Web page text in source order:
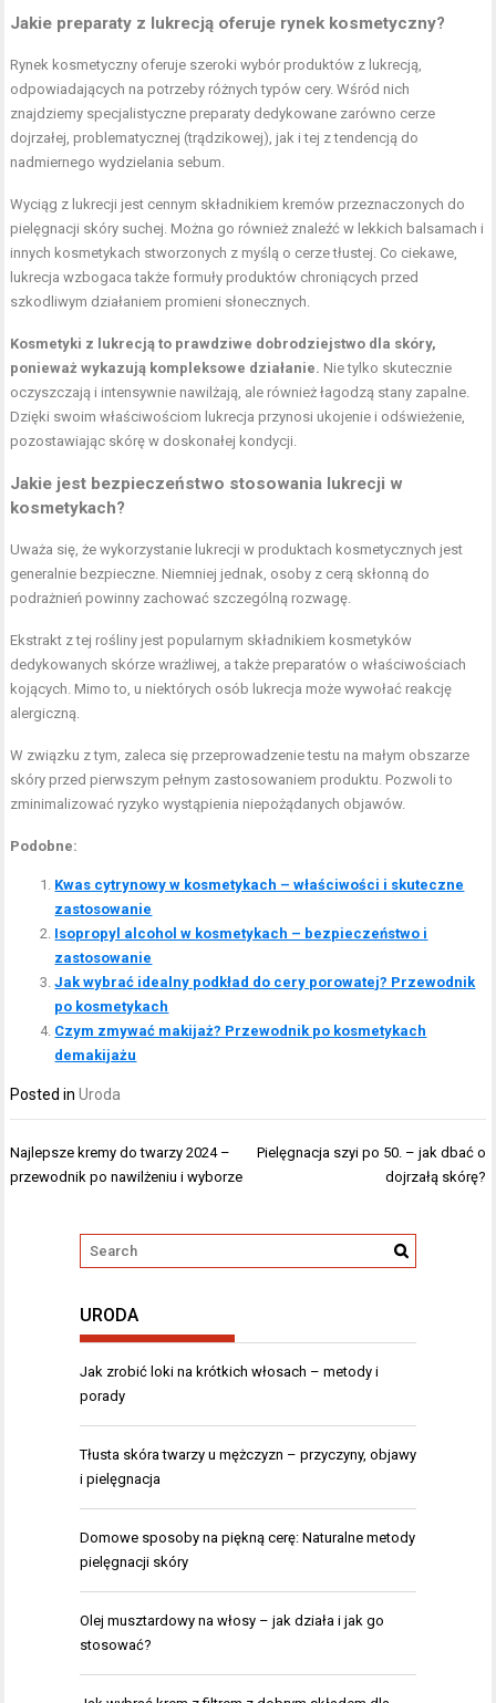
Jakie preparaty z lukrecją oferuje rynek kosmetyczny?
Rynek kosmetyczny oferuje szeroki wybór produktów z lukrecją,
odpowiadających na potrzeby różnych typów cery. Wśród nich
znajdziemy specjalistyczne preparaty dedykowane zarówno cerze
dojrzałej, problematycznej (trądzikowej), jak i tej z tendencją do
nadmiernego wydzielania sebum.
Wyciąg z lukrecji jest cennym składnikiem kremów przeznaczonych do
pielęgnacji skóry suchej. Można go również znaleźć w lekkich balsamach i
innych kosmetykach stworzonych z myślą o cerze tłustej. Co ciekawe,
lukrecja wzbogaca także formuły produktów chroniących przed
szkodliwym działaniem promieni słonecznych.
Kosmetyki z lukrecją to prawdziwe dobrodziejstwo dla skóry,
ponieważ wykazują kompleksowe działanie. Nie tylko skutecznie
oczyszczają i intensywnie nawilżają, ale również łagodzą stany zapalne.
Dzięki swoim właściwościom lukrecja przynosi ukojenie i odświeżenie,
pozostawiając skórę w doskonałej kondycji.
Jakie jest bezpieczeństwo stosowania lukrecji w
kosmetykach?
Uważa się, że wykorzystanie lukrecji w produktach kosmetycznych jest
generalnie bezpieczne. Niemniej jednak, osoby z cerą skłonną do
podrażnień powinny zachować szczególną rozwagę.
Ekstrakt z tej rośliny jest popularnym składnikiem kosmetyków
dedykowanych skórze wrażliwej, a także preparatów o właściwościach
kojących. Mimo to, u niektórych osób lukrecja może wywołać reakcję
alergiczną.
W związku z tym, zaleca się przeprowadzenie testu na małym obszarze
skóry przed pierwszym pełnym zastosowaniem produktu. Pozwoli to
zminimalizować ryzyko wystąpienia niepożądanych objawów.
Podobne:
Kwas cytrynowy w kosmetykach – właściwości i skuteczne
zastosowanie
Isopropyl alcohol w kosmetykach – bezpieczeństwo i
zastosowanie
Jak wybrać idealny podkład do cery porowatej? Przewodnik
po kosmetykach
Czym zmywać makijaż? Przewodnik po kosmetykach
demakijażu
Posted inUroda
Nawigacja
wpisu
Najlepsze kremy do twarzy 2024 –
przewodnik po nawilżeniu i wyborze
Pielęgnacja szyi po 50. – jak dbać o
dojrzałą skórę?
URODA
Jak zrobić loki na krótkich włosach – metody i
porady
Tłusta skóra twarzy u mężczyzn – przyczyny, objawy
i pielęgnacja
Domowe sposoby na piękną cerę: Naturalne metody
pielęgnacji skóry
Olej musztardowy na włosy – jak działa i jak go
stosować?